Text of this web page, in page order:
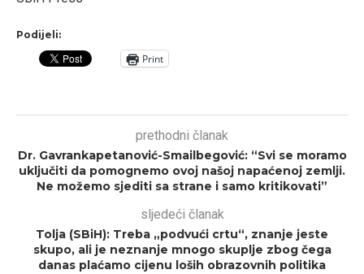
Podijeli:
Print
prethodni članak
Dr. Gavrankapetanović-Smailbegović: “Svi se moramo
uključiti da pomognemo ovoj našoj napaćenoj zemlji.
Ne možemo sjediti sa strane i samo kritikovati”
sljedeći članak
Tolja (SBiH): Treba „podvući crtu“, znanje jeste
skupo, ali je neznanje mnogo skuplje zbog čega
danas plaćamo cijenu loših obrazovnih politika